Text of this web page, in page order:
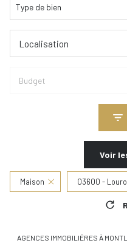
Type de bien
Localisation
Budget
Voir
Maison 03600 -
AGENCES IMMOBILIÉRES À